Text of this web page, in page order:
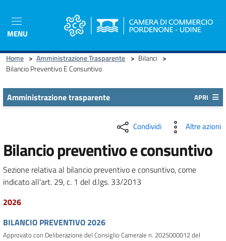
contenuto
MENU
Home > Amministrazione Trasparente > Bilanci >
Bilancio Preventivo E Consuntivo
Amministrazione trasparente APRI
Condividi Altre azioni
Bilancio preventivo e consuntivo
Sezione relativa al bilancio preventivo e consuntivo, come
indicato all'art. 29, c. 1 del d.lgs. 33/2013
2026
BILANCIO PREVENTIVO 2026
Approvato con Deliberazione del Consiglio Camerale n. 2025000012 del